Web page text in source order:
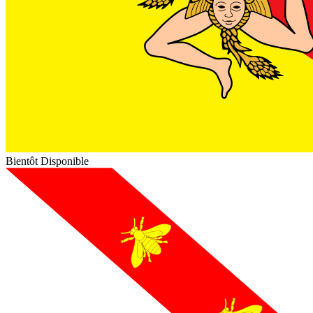
Bientôt Disponible